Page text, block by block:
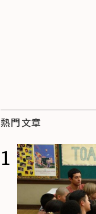
熱門文章
1